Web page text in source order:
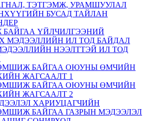
ТЭТГЭМЖ, УРАМШУУЛАЛ
БУСАД ТАЙЛАН
БАЙГАА ҮЙЛЧИЛГЭЭНИЙ
МЭДЭЭЛЛИЙН ИЛ ТОД БАЙДАЛ
НЭЭЛТТЭЙ ИЛ ТОД
БАЙГАА ОЮУНЫ ӨМЧИЙН
ЖАГСААЛТ 1
БАЙГАА ОЮУНЫ ӨМЧИЙН
ЖАГСААЛТ 2
ХАРИУЦАГЧИЙН
БАЙГАА ГАЗРЫН МЭДЭЭЛЭЛ